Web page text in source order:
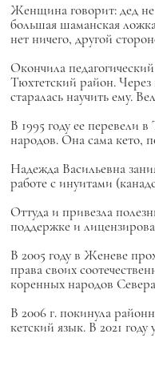
Женщина говорит: дед не
большая шаманская
нет ничего, другой
Окончила
Тюхтетский район. Через
старалась научить ему.
В 1995 году ее перевели
народов. Она сама кето,
Надежда Васильевна
работе с инуитами
Оттуда и привезла
поддержке и
В 2005 году в Женеве
права своих
коренных народов
В 2006 г. покинула
кетский язык. В 2021 году